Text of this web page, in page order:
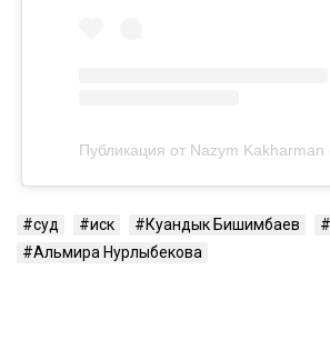
суд иск Куандык Бишимбаев
Альмира Нурлыбекова